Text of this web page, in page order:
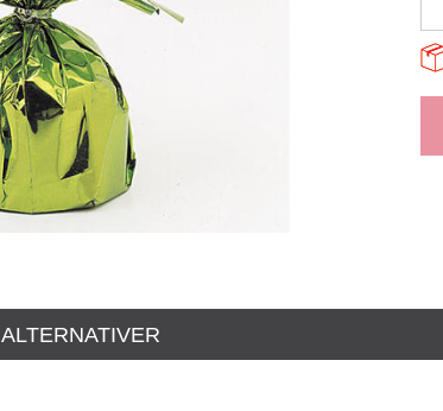
ALTERNATIVER